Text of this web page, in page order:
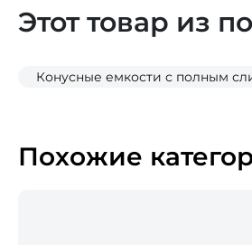
Этот товар из
Конусные емкости с полным
Похожие